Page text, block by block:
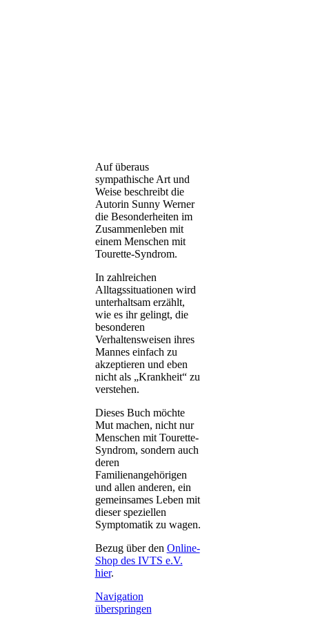
Auf überaus
sympathische Art und
Weise beschreibt die
Autorin Sunny Werner
die Besonderheiten im
Zusammenleben mit
einem Menschen mit
Tourette-Syndrom.
In zahlreichen
Alltagssituationen wird
unterhaltsam erzählt,
wie es ihr gelingt, die
besonderen
Verhaltensweisen ihres
Mannes einfach zu
akzeptieren und eben
nicht als „Krankheit“ zu
verstehen.
Dieses Buch möchte
Mut machen, nicht nur
Menschen mit Tourette-
Syndrom, sondern auch
deren
Familienangehörigen
und allen anderen, ein
gemeinsames Leben mit
dieser speziellen
Symptomatik zu wagen.
Bezug über den Online-
Shop des IVTS e.V.
hier.
Navigation
überspringen